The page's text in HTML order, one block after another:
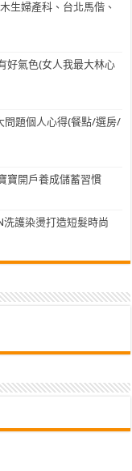
生婦產科、台北馬偕、
好氣色(女人我最大林心
問題個人心得(餐點/選房/
寶開戶養成儲蓄習慣
洗護染燙打造短髮時尚